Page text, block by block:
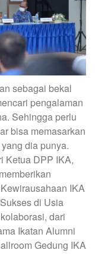
sebagai bekal
pengalaman
Sehingga perlu
bisa memasarkan
dia punya.
Ketua DPP IKA,
IKA
di Usia
dari
Ikatan Alumni
Gedung IKA